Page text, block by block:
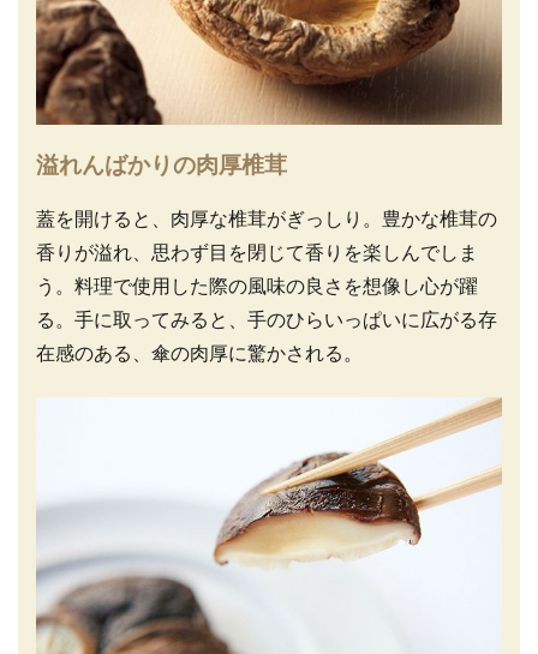
溢れんばかりの肉厚椎茸
蓋を開けると、肉厚な椎茸がぎっしり。豊かな椎茸の
香りが溢れ、思わず目を閉じて香りを楽しんでしま
う。料理で使用した際の風味の良さを想像し心が躍
る。手に取ってみると、手のひらいっぱいに広がる存
在感のある、傘の肉厚に驚かされる。